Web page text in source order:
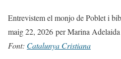
Entrevistem el monjo de Poblet i
maig 22, 2026 per Marina Adelaida
Font: Catalunya Cristiana